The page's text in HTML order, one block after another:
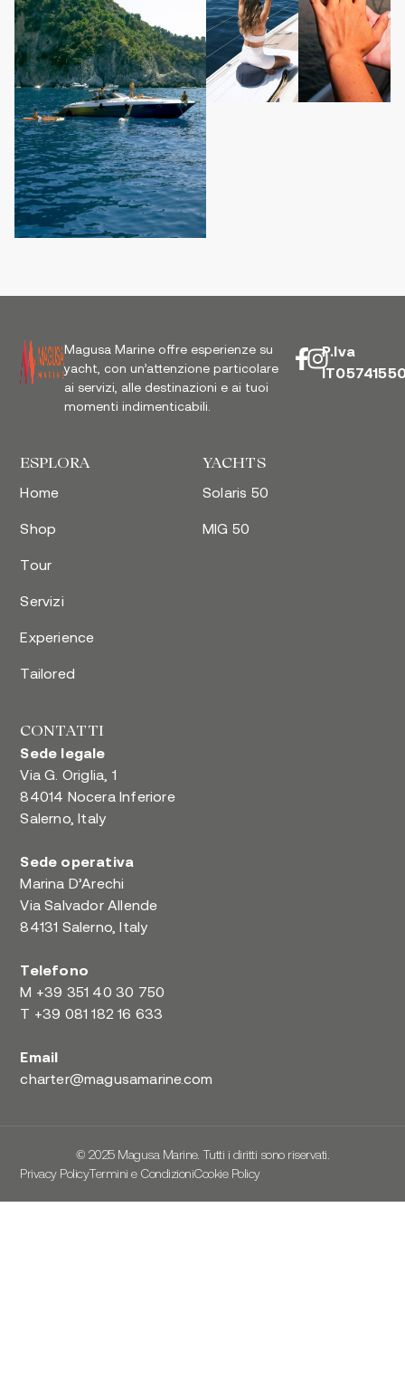
Magusa Marine offre esperienze su
yacht, con un’attenzione particolare
ai servizi, alle destinazioni e ai tuoi
momenti indimenticabili.
P.Iva
ESPLORA
Home
Shop
Tour
Servizi
Experience
Tailored
YACHTS
Solaris 50
MIG 50
CONTATTI
Sede legale
Via G. Origlia, 1
84014 Nocera Inferiore
Salerno, Italy
Sede operativa
Marina D’Arechi
Via Salvador Allende
84131 Salerno, Italy
Telefono
M +39 351 40 30 750
T +39 081 182 16 633
Email
charter@magusamarine.com
© 2025 Magusa Marine. Tutti i diritti sono riservati.
Privacy PolicyTermini e CondizioniCookie Policy